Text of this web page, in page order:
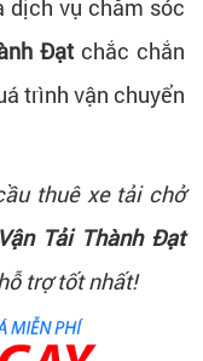
dịch vụ chăm sóc
Đạt chắc chắn
trình vận chuyển
thuê xe tải chở
Vận Tải Thành Đạt
trợ tốt nhất!